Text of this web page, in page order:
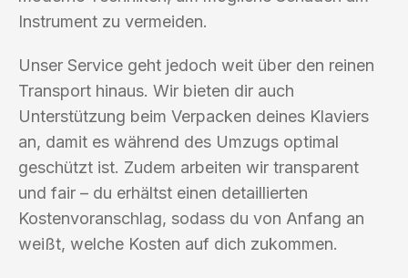
Instrument zu vermeiden.
Unser Service geht jedoch weit über den reinen
Transport hinaus. Wir bieten dir auch
Unterstützung beim Verpacken deines Klaviers
an, damit es während des Umzugs optimal
geschützt ist. Zudem arbeiten wir transparent
und fair – du erhältst einen detaillierten
Kostenvoranschlag, sodass du von Anfang an
weißt, welche Kosten auf dich zukommen.